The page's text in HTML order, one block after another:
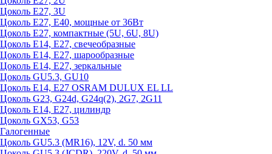
Цоколь Е27, 3U
Цоколь Е27, Е40, мощные от 36Вт
Цоколь Е27, компактные (5U, 6U, 8U)
Цоколь Е14, Е27, свечеобразные
Цоколь Е14, Е27, шарообразные
Цоколь Е14, Е27, зеркальные
Цоколь GU5.3, GU10
Цоколь Е14, Е27 OSRAM DULUX EL LL
Цоколь G23, G24d, G24q(2), 2G7, 2G11
Цоколь Е14, Е27, цилиндр
Цоколь GX53, G53
Галогенные
Цоколь GU5.3 (MR16), 12V, d. 50 мм